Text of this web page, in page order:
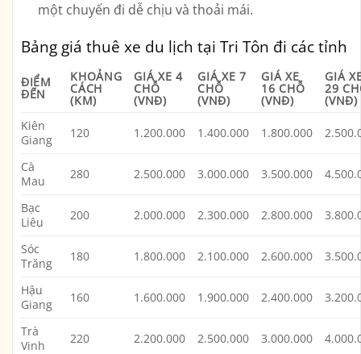
một chuyến đi dễ chịu và thoải mái.
Bảng giá thuê xe du lịch tại Tri Tôn đi các tỉnh
ĐIỂM
ĐẾN
KHOẢNG
CÁCH
(KM)
GIÁ XE 4
CHỖ
(VNĐ)
GIÁ XE 7
CHỖ
(VNĐ)
GIÁ XE
16 CHỖ
(VNĐ)
GIÁ
29
(VNĐ)
Kiên
Giang
120 1.200.000 1.400.000 1.800.000
Cà
Mau
280 2.500.000 3.000.000 3.500.000
Bạc
Liêu
200 2.000.000 2.300.000 2.800.000
Sóc
Trăng
180 1.800.000 2.100.000 2.600.000
Hậu
Giang
160 1.600.000 1.900.000 2.400.000
Trà
Vinh
220 2.200.000 2.500.000 3.000.000